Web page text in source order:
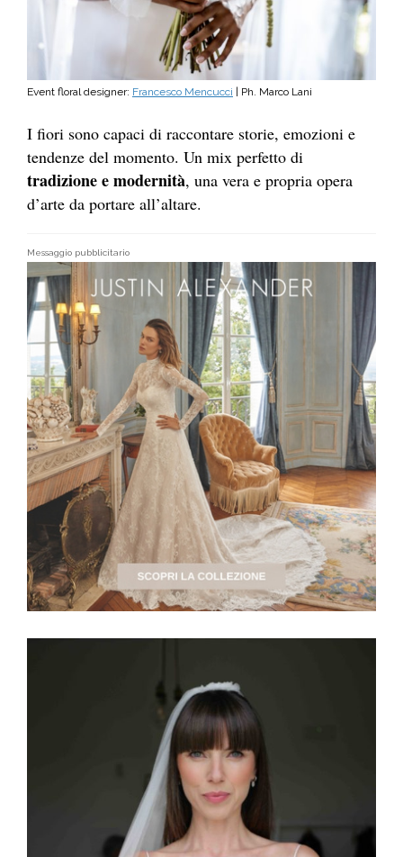
Event floral designer: Francesco Mencucci | Ph. Marco Lani
I fiori sono capaci di raccontare storie, emozioni e
tendenze del momento. Un mix perfetto di
tradizione e modernità, una vera e propria opera
d’arte da portare all’altare.
Messaggio pubblicitario